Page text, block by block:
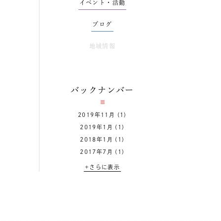
イベント・活動
ブログ
地域情報
バックナンバー
2019年11月 (1)
2019年1月 (1)
2018年1月 (1)
2017年7月 (1)
+さらに表示